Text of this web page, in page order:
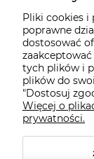
Dostawa i
Pomoc
Gwarancja
Pliki cookies
poprawne
dostosować
tych plików i
plików do
"Dostosuj
Więcej o
prywatności.